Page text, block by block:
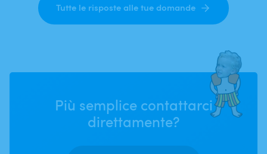
Tutte le risposte alle tue domande
Più semplice contattarci
direttamente?